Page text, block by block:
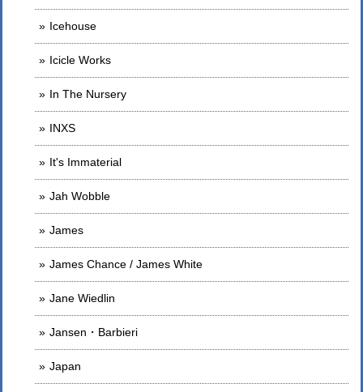
Icehouse
Icicle Works
In The Nursery
INXS
It's Immaterial
Jah Wobble
James
James Chance / James White
Jane Wiedlin
Jansen・Barbieri
Japan